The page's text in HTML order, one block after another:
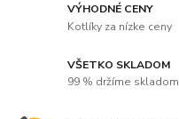
VÝHODNÉ CENY
Kotlíky za nízke ceny
VŠETKO SKLADOM
99 % držíme skladom